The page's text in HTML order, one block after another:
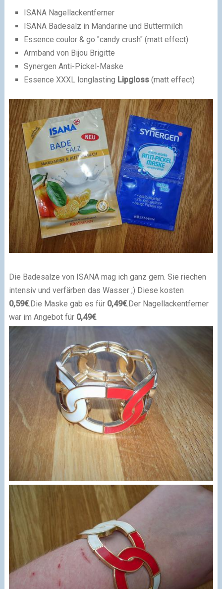
ISANA Nagellackentferner
ISANA Badesalz in Mandarine und Buttermilch
Essence coulor & go "candy crush" (matt effect)
Armband von Bijou Brigitte
Synergen Anti-Pickel-Maske
Essence XXXL longlasting Lipgloss(matt effect)
Die Badesalze von ISANA mag ich ganz gern. Sie riechen
intensiv und verfärben das Wasser ;) Diese kosten
0,59€. Die Maske gab es für 0,49€. Der Nagellackentferner
war im Angebot für 0,49€.